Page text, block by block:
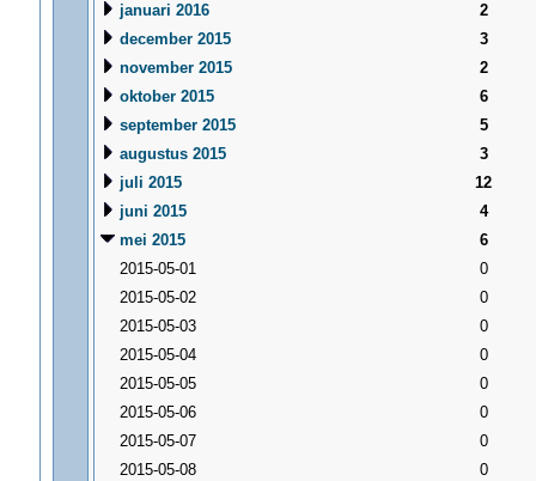
januari 2016
2
december 2015
3
november 2015
2
oktober 2015
6
september 2015
5
augustus 2015
3
juli 2015
12
juni 2015
4
mei 2015
6
2015-05-01
0
2015-05-02
0
2015-05-03
0
2015-05-04
0
2015-05-05
0
2015-05-06
0
2015-05-07
0
2015-05-08
0